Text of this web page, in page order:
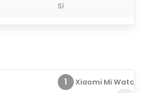
Sí
1 Xiaomi Mi Watch